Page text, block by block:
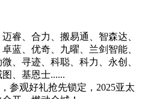
、合力、搬易通、智森达、
蓝、优奇、九曜、兰剑智能、
、寻迹、科聪、科力、永创、
、基恩士......